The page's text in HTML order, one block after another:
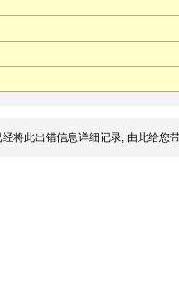
将此出错信息详细记录, 由此给您